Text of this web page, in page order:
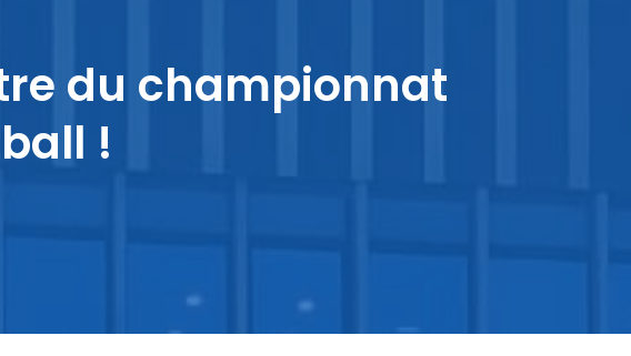
du championnat
!